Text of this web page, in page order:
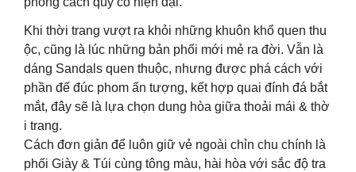
Khi thời trang vượt ra khỏi những khuôn khổ quen thu
ộc, cũng là lúc những bản phối mới mẻ ra đời. Vẫn là
dáng Sandals quen thuộc, nhưng được phá cách với
phần đế đúc phom ấn tượng, kết hợp quai đính đá bắt
mắt, đây sẽ là lựa chọn dung hòa giữa thoải mái & thờ
i trang.
Cách đơn giản để luôn giữ vẻ ngoài chỉn chu chính là
phối Giày & Túi cùng tông màu, hài hòa với sắc độ tra